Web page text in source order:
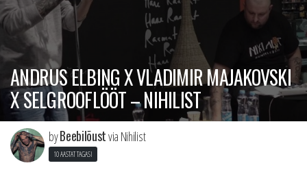
ANDRUS ELBING X VLADIMIR MAJAKOVSKI
X SELGROOFLÖÖT – NIHILIST
byBeebilõustvia Nihilist
10 AASTAT TAGASI